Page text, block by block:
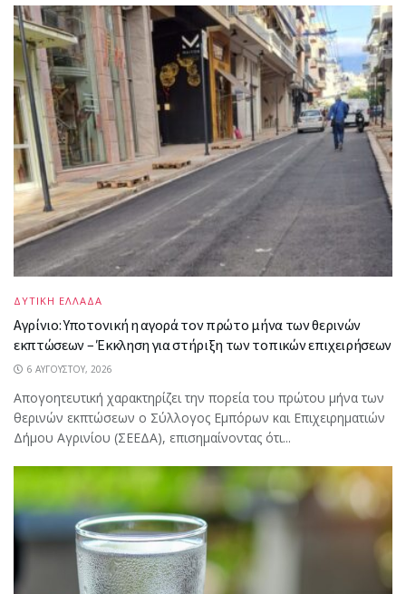
ΔΥΤΙΚΗ ΕΛΛΑΔΑ
Αγρίνιο: Υποτονική η αγορά τον πρώτο μήνα των θερινών
εκπτώσεων – Έκκληση για στήριξη των τοπικών επιχειρήσεων
6 ΑΥΓΟΎΣΤΟΥ, 2026
Απογοητευτική χαρακτηρίζει την πορεία του πρώτου μήνα των
θερινών εκπτώσεων ο Σύλλογος Εμπόρων και Επιχειρηματιών
Δήμου Αγρινίου (ΣΕΕΔΑ), επισημαίνοντας ότι...